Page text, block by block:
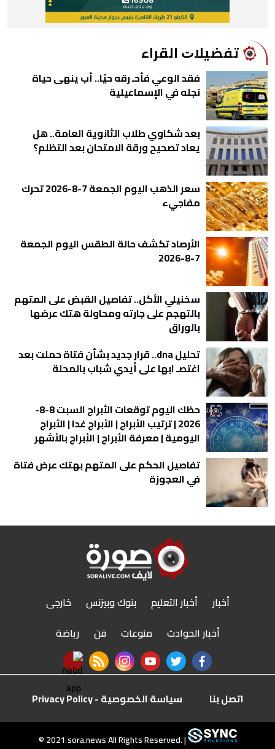
ﺗﻔﻀﻴﻼﺕ اﻟﻘﺮاء
فقد الوعي فأحـ رقه حيًا.. أب ينهى حياة
نجله في الإسماعيلية
بعد شكاوي طلاب الثانوية العامة.. هل
يعاد تصحيح ورقة الامتحان بعد التظلم؟
سعر الذهب اليوم الجمعة 7-8-2026 تحرك
مفاجيء
الأرصاد تكشف حالة الطقس اليوم الجمعة
7-8-2026
سخنيلي الأكل.. تفاصيل القبض على المتهم
بالتهجم على جارته ومحاولة هتك عرضها
بالوراق
تحليل dna.. قرار جديد بشأن فتاة حملت بعد
اغتصـ ابها على أيدي شباب بالمحلة
حظك اليوم توقعات الأبراج السبت 8-8-
2026 | ترتيب الأبراج | الأبراج غدا | الأبراج
اليومية | معرفة الأبراج | الأبراج بالأشهر
تفاصيل الحكم على المتهم بهتك عرض فتاة
في العجوزة
أخبار أخبار التعليم بنوك وبيزنس
خارجى
أخبار الحوادث
منوعات فن
رياضة
facebook
twitter
youtube
instagram
rss feed
nabd app
اتصل بنا سياسة الخصوصية - Privacy Policy
© 2021 sora.news All Rights Reserved. |